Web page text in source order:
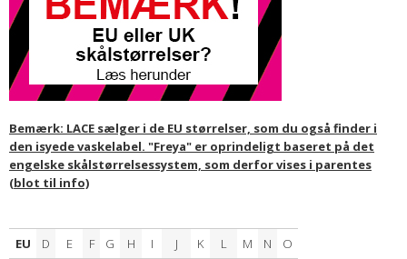
Bemærk: LACE sælger i de EU størrelser, som du også finder i
den isyede vaskelabel. "Freya" er oprindeligt baseret på det
engelske skålstørrelsessystem, som derfor vises i parentes
(blot til info)
EU D E F G H I J K L M N
O